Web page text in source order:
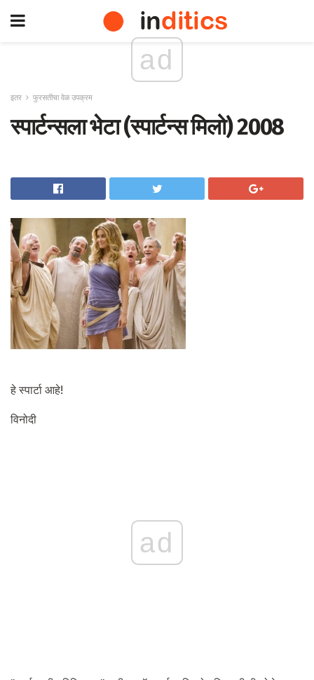
ad
इतर फुरसतीचा वेळ उपक्रम
स्पार्टन्सला भेटा (स्पार्टन्स मिलो) 2008
हे स्पार्टा आहे!
विनोदी
ad